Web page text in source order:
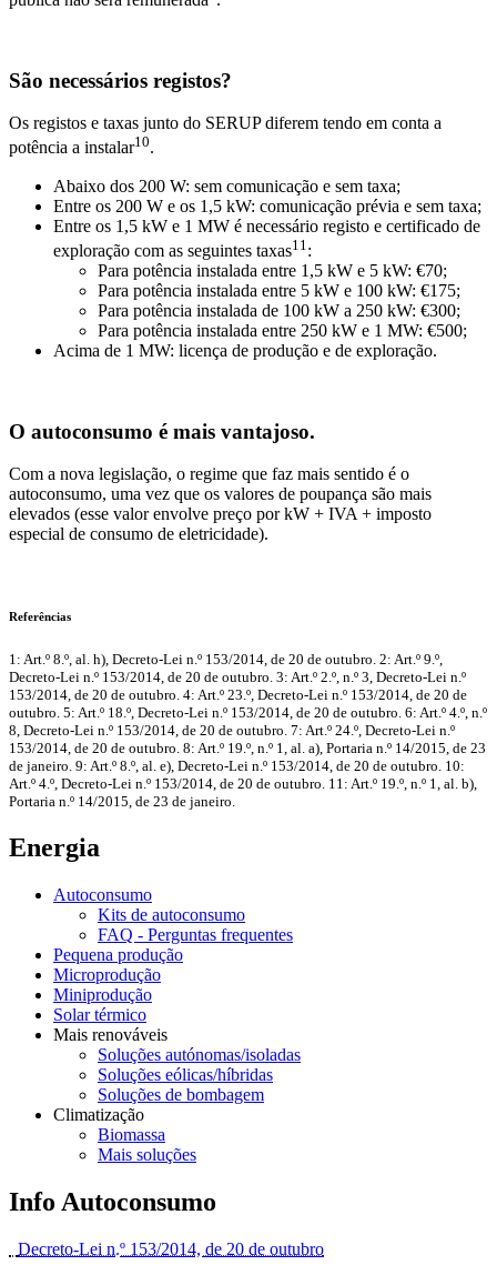
São necessários registos?
Os registos e taxas junto do SERUP diferem tendo em conta a
potência a instalar10.
Abaixo dos 200 W: sem comunicação e sem taxa;
Entre os 200 W e os 1,5 kW: comunicação prévia e sem taxa;
Entre os 1,5 kW e 1 MW é necessário registo e certificado de
exploração com as seguintes taxas11 :
Para potência instalada entre 1,5 kW e 5 kW: €70;
Para potência instalada entre 5 kW e 100 kW: €175;
Para potência instalada de 100 kW a 250 kW: €300;
Para potência instalada entre 250 kW e 1 MW: €500;
Acima de 1 MW: licença de produção e de exploração.
O autoconsumo é mais vantajoso.
Com a nova legislação, o regime que faz mais sentido é o
autoconsumo, uma vez que os valores de poupança são mais
elevados (esse valor envolve preço por kW + IVA + imposto
especial de consumo de eletricidade).
Referências
1: Art.º 8.º, al. h), Decreto-Lei n.º 153/2014, de 20 de outubro. 2: Art.º 9.º,
Decreto-Lei n.º 153/2014, de 20 de outubro. 3: Art.º 2.º, n.º 3, Decreto-Lei n.º
153/2014, de 20 de outubro. 4: Art.º 23.º, Decreto-Lei n.º 153/2014, de 20 de
outubro. 5: Art.º 18.º, Decreto-Lei n.º 153/2014, de 20 de outubro. 6: Art.º 4.º, n.º
8, Decreto-Lei n.º 153/2014, de 20 de outubro. 7: Art.º 24.º, Decreto-Lei n.º
153/2014, de 20 de outubro. 8: Art.º 19.º, n.º 1, al. a), Portaria n.º 14/2015, de 23
de janeiro. 9: Art.º 8.º, al. e), Decreto-Lei n.º 153/2014, de 20 de outubro. 10:
Art.º 4.º, Decreto-Lei n.º 153/2014, de 20 de outubro. 11: Art.º 19.º, n.º 1, al. b),
Portaria n.º 14/2015, de 23 de janeiro.
Energia
Autoconsumo
Kits de autoconsumo
FAQ - Perguntas frequentes
Pequena produção
Microprodução
Miniprodução
Solar térmico
Mais renováveis
Soluções autónomas/isoladas
Soluções eólicas/híbridas
Soluções de bombagem
Climatização
Biomassa
Mais soluções
Info Autoconsumo
Decreto-Lei n.º 153/2014, de 20 de outubro